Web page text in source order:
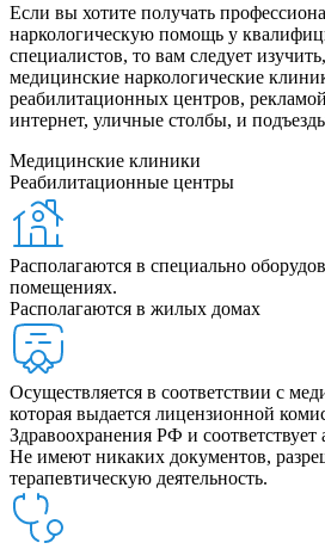
Если вы хотите получать
наркологическую помощь у
специалистов, то вам следует
медицинские наркологические
реабилитационных центров,
интернет, уличные столбы, и
Медицинские клиники
Реабилитационные центры
Располагаются в специально
помещениях.
Располагаются в жилых домах
Осуществляется в соответствии с
которая выдается лицензионной
Здравоохранения РФ и соответствует
Не имеют никаких документов,
терапевтическую деятельность.